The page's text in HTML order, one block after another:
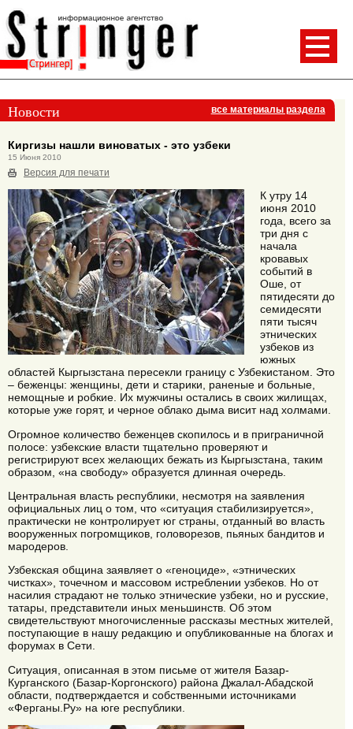
Новости все материалы раздела
Киргизы нашли виноватых - это узбеки
15 Июня 2010
Версия для печати
К утру 14
июня 2010
года, всего за
три дня с
начала
кровавых
событий в
Оше, от
пятидесяти до
семидесяти
пяти тысяч
этнических
узбеков из
южных
областей Кыргызстана пересекли границу с Узбекистаном. Это
– беженцы: женщины, дети и старики, раненые и больные,
немощные и робкие. Их мужчины остались в своих жилищах,
которые уже горят, и черное облако дыма висит над холмами.
Огромное количество беженцев скопилось и в приграничной
полосе: узбекские власти тщательно проверяют и
регистрируют всех желающих бежать из Кыргызстана, таким
образом, «на свободу» образуется длинная очередь.
Центральная власть республики, несмотря на заявления
официальных лиц о том, что «ситуация стабилизируется»,
практически не контролирует юг страны, отданный во власть
вооруженных погромщиков, головорезов, пьяных бандитов и
мародеров.
Узбекская община заявляет о «геноциде», «этнических
чистках», точечном и массовом истреблении узбеков. Но от
насилия страдают не только этнические узбеки, но и русские,
татары, представители иных меньшинств. Об этом
свидетельствуют многочисленные рассказы местных жителей,
поступающие в нашу редакцию и опубликованные на блогах и
форумах в Сети.
Ситуация, описанная в этом письме от жителя Базар-
Курганского (Базар-Коргонского) района Джалал-Абадской
области, подтверждается и собственными источниками
«Ферганы.Ру» на юге республики.